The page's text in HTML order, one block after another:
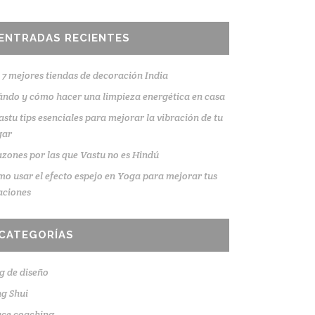
RECIENTES
7 mejores tiendas de decoración India
y cómo hacer una limpieza energética en casa
tips esenciales para mejorar la vibración de tu
por las que Vastu no es Hindú
usar el efecto espejo en Yoga para mejorar tus
de diseño
Shui